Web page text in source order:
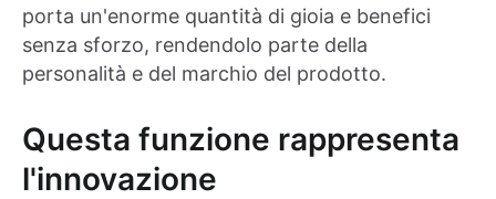
porta un'enorme quantità di gioia e benefici
senza sforzo, rendendolo parte della
personalità e del marchio del prodotto.
Questa funzione rappresenta
l'innovazione